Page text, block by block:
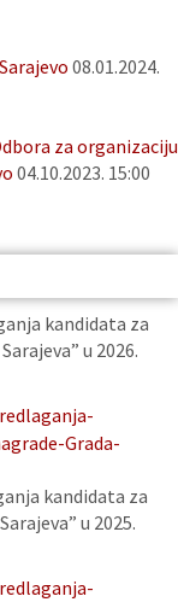
08.01.2024.
za organizaciju
04.10.2023. 15:00
kandidata za
u 2026.
Grada-
kandidata za
u 2025.